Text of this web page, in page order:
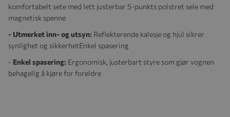
komfortabelt sete med lett justerbar 5-punkts polstret sele med
magnetisk spenne
- Utmerket inn- og utsyn: Reflekterende kalesje og hjul sikrer
synlighet og sikkerhetEnkel spasering
- Enkel spasering: Ergonomisk, justerbart styre som gjør vognen
behagelig å kjøre for foreldre